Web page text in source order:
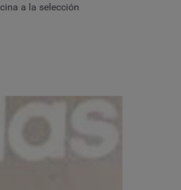
a la selección